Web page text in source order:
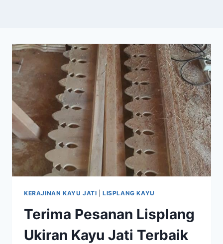
KERAJINAN KAYU JATI |LISPLANG KAYU
Terima Pesanan Lisplang
Ukiran Kayu Jati Terbaik